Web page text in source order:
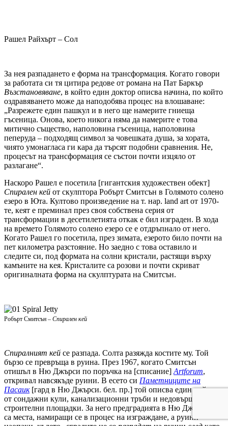
Рашел Райхърт – Сол
За нея разпадането е форма на трансформация. Когато говори
за работата си тя цитира редове от романа на Пат Баркър
Възстановяване, в който един доктор описва начина, по който
оздравяването може да наподобява процес на влошаване:
„Разрежете един пашкул и в него ще намерите гниеща
гъсеница. Онова, което никога няма да намерите е това
митично същество, наполовина гъсеница, наполовина
пеперуда – подходящ символ за човешката душа, за хората,
чиято умонагласа ги кара да търсят подобни сравнения. Не,
процесът на трансформация се състои почти изцяло от
разлагане“.
Наскоро Рашел е посетила [гигантския художествен обект]
Спирален кей от скулптора Робърт Смитсън в Голямото солено
езеро в Юта. Култово произведение на т. нар. land art от 1970-
те, кеят е преминал през своя собствена серия от
трансформации в десетилетията откак е бил изграден. В хода
на времето Голямото солено езеро се е отдръпнало от него.
Когато Рашел го посетила, през зимата, езерото било почти на
пет километра разстояние. Но заедно с това оставило и
следите си, под формата на солни кристали, растящи върху
камъните на кея. Кристалите са розови и почти скриват
оригиналната форма на скулптурата на Смитсън.
Робърт Смитсън – Спирален кей
Спиралният кей се разпада. Солта разяжда костите му. Той
бързо се превръща в руина. През 1967, когато Смитсън
отишъл в Ню Джърси по поръчка на [списание] Artforum,
откривал навсякъде руини. В есето си Паметниците на
Пасаик[гард в Ню Джърси. бел. пр.] той описва един пейзаж
от сондажни кули, канализационни тръби и недовършени
строителни площадки. За него предградията в Ню Джърси не
са места, намиращи се в процес на изграждане, а руини